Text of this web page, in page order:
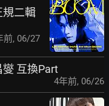
規二輯
前, 06/27
燮 互換Part
4年前, 06/26